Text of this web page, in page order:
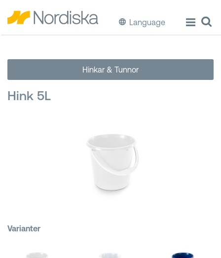
Language
Laga & Förvara mat
Äta & Dricka
Hinkar & Tunnor
Hink 5L
Varianter